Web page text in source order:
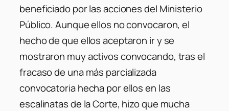
beneficiado por las acciones del Ministerio
Público. Aunque ellos no convocaron, el
hecho de que ellos aceptaron ir y se
mostraron muy activos convocando, tras el
fracaso de una más parcializada
convocatoria hecha por ellos en las
escalinatas de la Corte, hizo que mucha